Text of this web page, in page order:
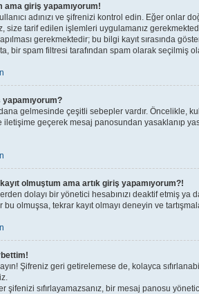
ama giriş yapamıyorum!
adınızı ve şifrenizi kontrol edin. Eğer onlar
size tarif edilen işlemleri uygulamanız
gerekmektedir; bu bilgi kayıt sırasında
bir spam filtresi tarafından spam olarak seçilmiş
gelmesinde çeşitli sebepler vardır. Öncelikle,
iletişime geçerek mesaj panosundan yasaklanıp
olmuştum ama artık giriş yapamıyorum?!
dolayı bir yönetici hesabınızı deaktif etmiş
bu olmuşsa, tekrar kayıt olmayı deneyin ve
Şifreniz geri getirelemese de, kolayca
şifenizi sıfırlayamazsanız, bir mesaj panosu